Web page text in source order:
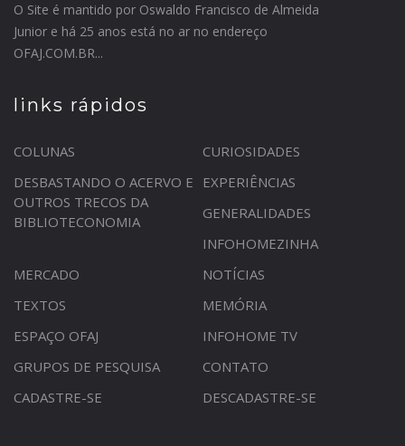
O Site é mantido por Oswaldo Francisco de Almeida
Junior e há 25 anos está no ar no endereço
OFAJ.COM.BR...
links rápidos
COLUNAS
CURIOSIDADES
DESBASTANDO O ACERVO E
OUTROS TRECOS DA
BIBLIOTECONOMIA
EXPERIÊNCIAS
GENERALIDADES
INFOHOMEZINHA
MERCADO
NOTÍCIAS
TEXTOS
MEMÓRIA
ESPAÇO OFAJ
INFOHOME TV
GRUPOS DE PESQUISA
CONTATO
CADASTRE-SE
DESCADASTRE-SE